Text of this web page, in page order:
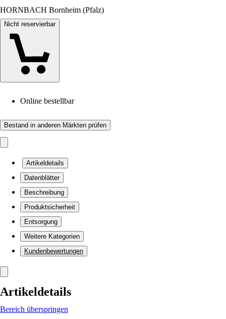
HORNBACH Bornheim (Pfalz)
Nicht reservierbar
Online bestellbar
Bestand in anderen Märkten prüfen
Artikeldetails
Datenblätter
Beschreibung
Produktsicherheit
Entsorgung
Weitere Kategorien
Kundenbewertungen
Artikeldetails
Bereich überspringen